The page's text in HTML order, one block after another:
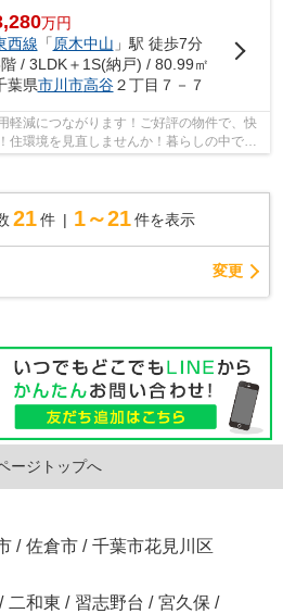
万円
西線 「原木中山 」駅 徒歩7分
/ 3LDK＋1S(納戸) / 80.99㎡
葉県市川市高谷２丁目７－７
軽減につながります！ご好評の物件で、快
住環境を見直しませんか！暮らしの中で
21 件 1～21 件を表示
変更
ージトップへ
/ 佐倉市 / 千葉市花見川区
/ 二和東 / 習志野台 / 宮久保 /